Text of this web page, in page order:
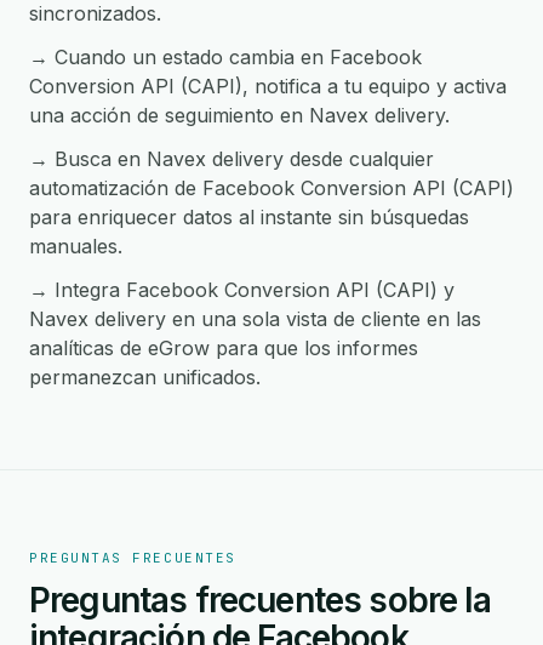
sincronizados.
→ Cuando un estado cambia en Facebook
Conversion API (CAPI), notifica a tu equipo y activa
una acción de seguimiento en Navex delivery.
→ Busca en Navex delivery desde cualquier
automatización de Facebook Conversion API (CAPI)
para enriquecer datos al instante sin búsquedas
manuales.
→ Integra Facebook Conversion API (CAPI) y
Navex delivery en una sola vista de cliente en las
analíticas de eGrow para que los informes
permanezcan unificados.
PREGUNTAS FRECUENTES
Preguntas frecuentes sobre la